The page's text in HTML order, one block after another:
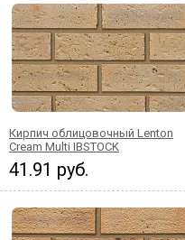
Кирпич облицовочный Lenton
Cream Multi IBSTOCK
41.91 руб.